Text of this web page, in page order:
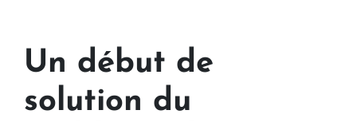
Un début de
solution du